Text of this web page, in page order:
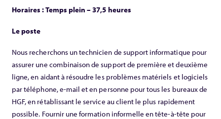
Horaires : Temps plein – 37,5 heures
Le poste
Nous recherchons un technicien de support informatique pour
assurer une combinaison de support de première et deuxième
ligne, en aidant à résoudre les problèmes matériels et logiciels
par téléphone, e-mail et en personne pour tous les bureaux de
HGF, en rétablissant le service au client le plus rapidement
possible. Fournir une formation informelle en tête-à-tête pour